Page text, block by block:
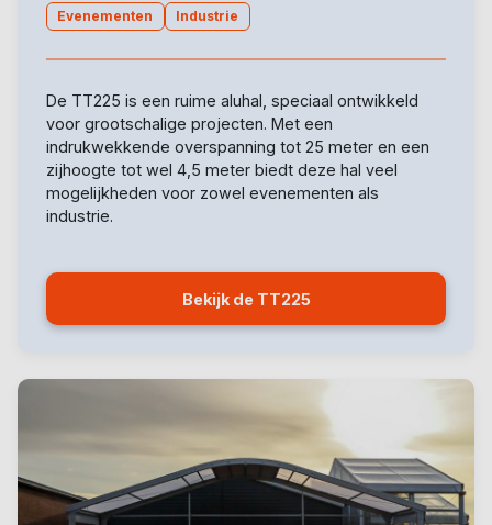
Evenementen Industrie
De TT225 is een ruime aluhal, speciaal ontwikkeld
voor grootschalige projecten. Met een
indrukwekkende overspanning tot 25 meter en een
zijhoogte tot wel 4,5 meter biedt deze hal veel
mogelijkheden voor zowel evenementen als
industrie.
Bekijk de TT225